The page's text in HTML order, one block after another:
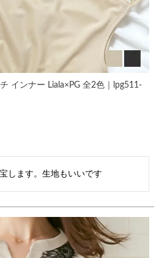
インナー Liala×PG 全2色｜lpg511-
します。生地もいいです